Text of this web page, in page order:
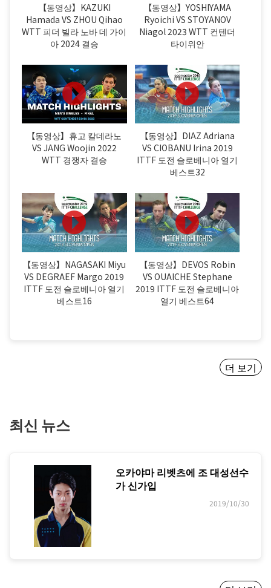
【동영상】KAZUKI
Hamada VS ZHOU Qihao
WTT 피더 빌라 노바 데 가이
아 2024 결승
【동영상】YOSHIYAMA
Ryoichi VS STOYANOV
Niagol 2023 WTT 컨텐더
타이위안
【동영상】휴고 칼데라노
VS JANG Woojin 2022
WTT 경쟁자 결승
【동영상】DIAZ Adriana
VS CIOBANU Irina 2019
ITTF 도전 슬로베니아 열기
베스트32
【동영상】NAGASAKI Miyu
VS DEGRAEF Margo 2019
ITTF 도전 슬로베니아 열기
베스트16
【동영상】DEVOS Robin
VS OUAICHE Stephane
2019 ITTF 도전 슬로베니아
열기 베스트64
더 보기
최신 뉴스
오카야마 리벳츠에 조 대성선수
가 신가입
2019/10/30